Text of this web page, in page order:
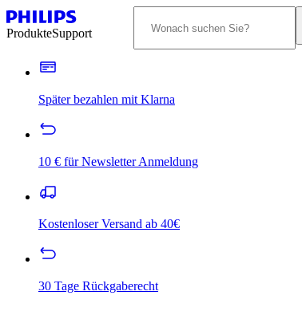
ProdukteSupport
Später bezahlen mit Klarna
10 € für Newsletter Anmeldung
Kostenloser Versand ab 40€
30 Tage Rückgaberecht